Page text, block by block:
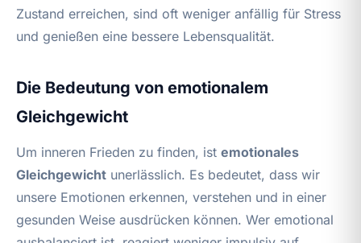
Zustand erreichen, sind oft weniger anfällig für Stress
und genießen eine bessere Lebensqualität.
Die Bedeutung von emotionalem
Gleichgewicht
Um inneren Frieden zu finden, ist emotionales
Gleichgewicht unerlässlich. Es bedeutet, dass wir
unsere Emotionen erkennen, verstehen und in einer
gesunden Weise ausdrücken können. Wer emotional